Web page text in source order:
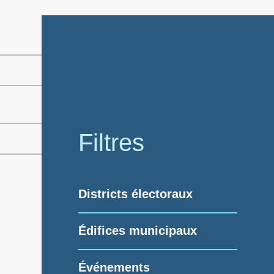
Filtres
Districts électoraux
Édifices municipaux
Événements